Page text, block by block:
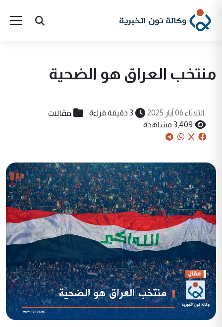
منتخب العراق هو الضحية
الثلاثاء 06 آيار 2025 3 دقيقة قراءة مقالات
3,409 مشاهدة